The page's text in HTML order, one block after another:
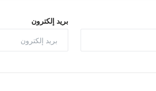
بريد إلكترون